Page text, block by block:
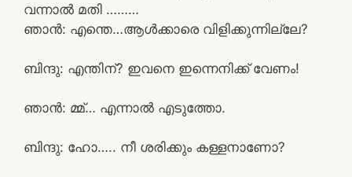
വന്നാൽ മതി ………
ഞാൻ: എന്തെ…ആൾക്കാരെ വിളിക്കുന്നില്ലേ?
ബിന്ദു: എന്തിന്? ഇവനെ ഇന്നെനിക്ക് വേണം!
ഞാൻ: മ്മ്… എന്നാൽ എടുത്തോ.
ബിന്ദു: ഹോ….. നീ ശരിക്കും കള്ളനാണോ?